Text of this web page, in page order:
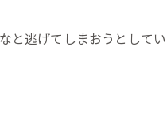
と逃げてしまおうとして